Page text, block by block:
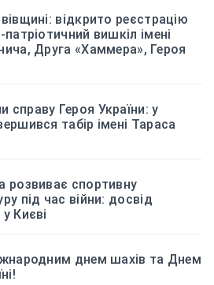
відкрито реєстрацію
вишкіл імені
Друга «Хаммера», Героя
Героя України: у
табір імені Тараса
розвиває спортивну
під час війни: досвід
Києві
днем шахів та Днем